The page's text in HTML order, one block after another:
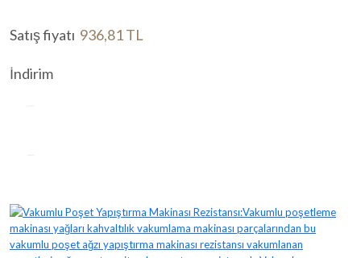
Satış fiyatı 936,81 TL
İndirim